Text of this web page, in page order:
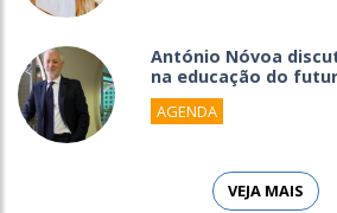
António Nóvoa
na educação do
AGENDA
VEJA MAIS